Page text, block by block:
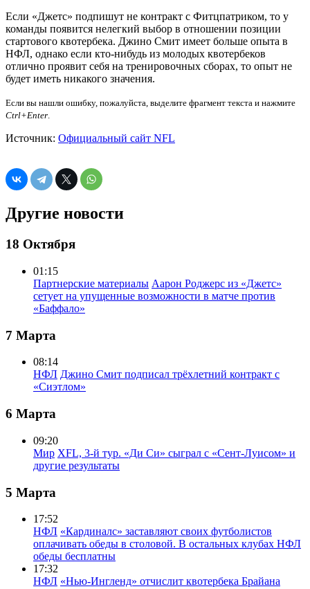
Если «Джетс» подпишут не контракт с Фитцпатриком, то у
команды появится нелегкий выбор в отношении позиции
стартового квотербека. Джино Смит имеет больше опыта в
НФЛ, однако если кто-нибудь из молодых квотербеков
отлично проявит себя на тренировочных сборах, то опыт не
будет иметь никакого значения.
Если вы нашли ошибку, пожалуйста, выделите фрагмент текста и нажмите
Ctrl+Enter.
Источник: Официальный сайт NFL
Другие новости
18 Октября
01:15
Партнерские материалы Аарон Роджерс из «Джетс»
сетует на упущенные возможности в матче против
«Баффало»
7 Марта
08:14
НФЛ Джино Смит подписал трёхлетний контракт с
«Сиэтлом»
6 Марта
09:20
Мир XFL, 3-й тур. «Ди Си» сыграл с «Сент-Луисом» и
другие результаты
5 Марта
17:52
НФЛ «Кардиналс» заставляют своих футболистов
оплачивать обеды в столовой. В остальных клубах НФЛ
обеды бесплатны
17:32
НФЛ «Нью-Ингленд» отчислит квотербека Брайана